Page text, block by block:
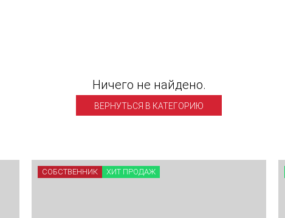
Ничего не найдено.
ВЕРНУТЬСЯ В КАТЕГОРИЮ
СОБСТВЕННИК ХИТ ПРОДАЖ